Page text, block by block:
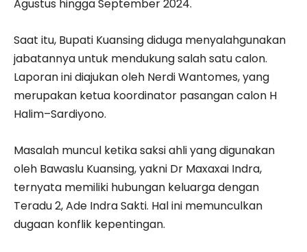
Agustus hingga September 2024.
Saat itu, Bupati Kuansing diduga menyalahgunakan
jabatannya untuk mendukung salah satu calon.
Laporan ini diajukan oleh Nerdi Wantomes, yang
merupakan ketua koordinator pasangan calon H
Halim–Sardiyono.
Masalah muncul ketika saksi ahli yang digunakan
oleh Bawaslu Kuansing, yakni Dr Maxaxai Indra,
ternyata memiliki hubungan keluarga dengan
Teradu 2, Ade Indra Sakti. Hal ini memunculkan
dugaan konflik kepentingan.